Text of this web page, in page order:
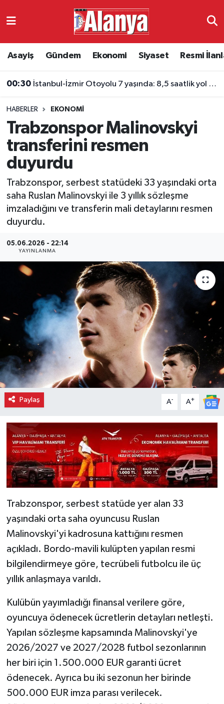
Asayiş Gündem Ekonomi Siyaset Resmi
00:30 İstanbul-İzmir Otoyolu 7 yaşında: 8,5 saatlik yol 3,5 saate indi
HABERLER EKONOMI
Trabzonspor Malinovskyi
transferini resmen
duyurdu
Trabzonspor, serbest statüdeki 33 yaşındaki orta
saha Ruslan Malinovskyi ile 3 yıllık sözleşme
imzaladığını ve transferin mali detaylarını resmen
duyurdu.
05.06.2026 - 22:14
YAYINLANMA
Paylaş A- A+
Trabzonspor, serbest statüde yer alan 33
yaşındaki orta saha oyuncusu Ruslan
Malinovskyi'yi kadrosuna kattığını resmen
açıkladı. Bordo-mavili kulüpten yapılan resmi
bilgilendirmeye göre, tecrübeli futbolcu ile üç
yıllık anlaşmaya varıldı.
Kulübün yayımladığı finansal verilere göre,
oyuncuya ödenecek ücretlerin detayları netleşti.
Yapılan sözleşme kapsamında Malinovskyi'ye
2026/2027 ve 2027/2028 futbol sezonlarının
her biri için 1.500.000 EUR garanti ücret
ödenecek. Ayrıca bu iki sezonun her birinde
500.000 EUR imza parası verilecek.
Ekonomi
Resmi İlanlar
Alanyaspor
Turizm
E-Gazete
Antalya Namaz Vakitleri
Süper Lig Puan Durumu ve Fikstür
Tüm Manşetler
Son Dakika Haberleri
Haber Arşivi